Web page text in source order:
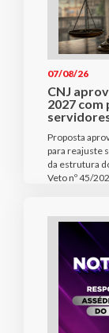
07/08/26
CNJ
2027 com
Proposta
para reajuste
da estrutura
Veto nº 45/